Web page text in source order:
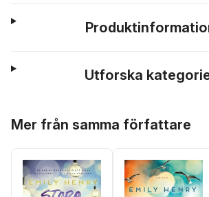
Utforska
Mer från samma författare